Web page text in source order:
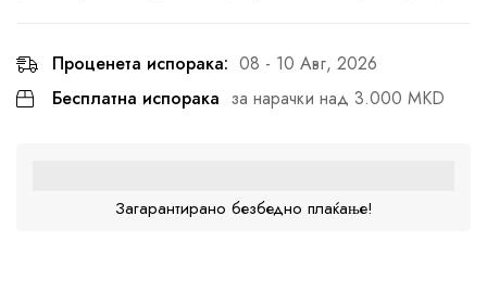
Проценета испорака: 08 - 10 Авг, 2026
Бесплатна испорака за нарачки над 3.000 MKD
Загарантирано безбедно плаќање!